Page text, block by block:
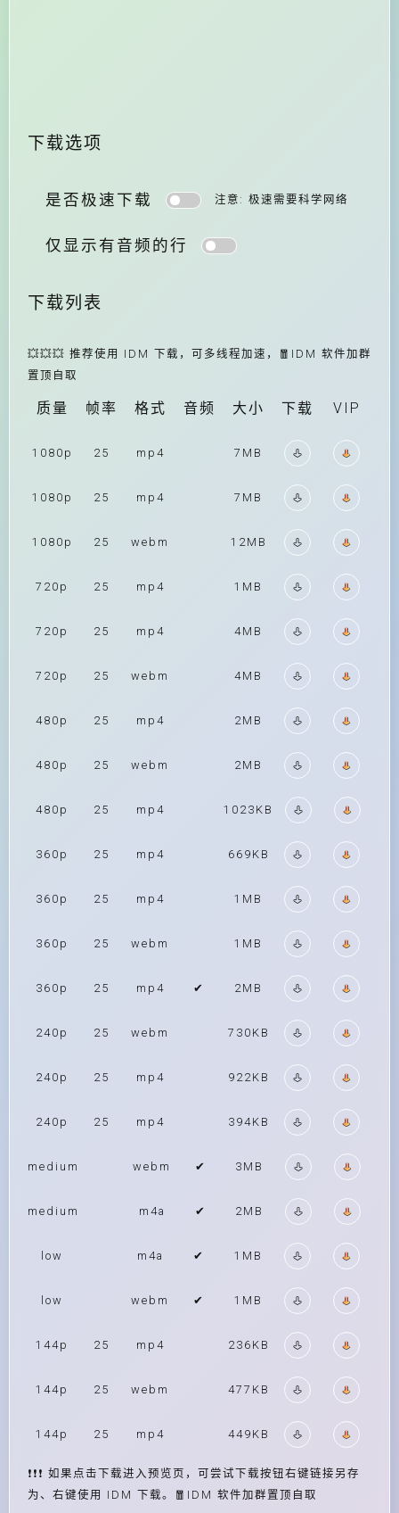
下载选项
是否极速下载 注意: 极速需要科学网络
仅显示有音频的行
下载列表
💥💥💥 推荐使用 IDM 下载，可多线程加速，🧧IDM 软件加群
置顶自取
质量 帧率 格式 音频 大小 下载 VIP
1080p 25 mp4 7MB
1080p 25 mp4 7MB
1080p 25 webm 12MB
720p 25 mp4 1MB
720p 25 mp4 4MB
720p 25 webm 4MB
480p 25 mp4 2MB
480p 25 webm 2MB
480p 25 mp4 1023KB
360p 25 mp4 669KB
360p 25 mp4 1MB
360p 25 webm 1MB
360p 25 mp4 ✔ 2MB
240p 25 webm 730KB
240p 25 mp4 922KB
240p 25 mp4 394KB
medium webm ✔ 3MB
medium m4a ✔ 2MB
low m4a ✔ 1MB
low webm ✔ 1MB
144p 25 mp4 236KB
144p 25 webm 477KB
144p 25 mp4 449KB
❗❗❗ 如果点击下载进入预览页，可尝试下载按钮右键链接另存
为、右键使用 IDM 下载。🧧IDM 软件加群置顶自取